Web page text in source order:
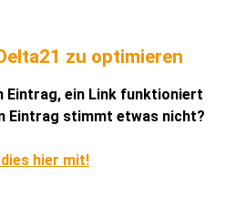
zu optimieren
Eintrag, ein Link funktioniert
Eintrag stimmt etwas nicht?
hier mit!